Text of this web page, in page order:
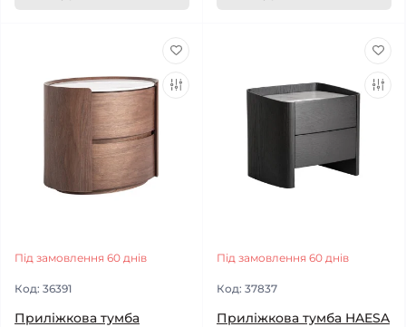
Під замовлення 60 днів
Код: 36391
Приліжкова тумба
Під замовлення 60 днів
Код: 37837
Приліжкова тумба HAESA